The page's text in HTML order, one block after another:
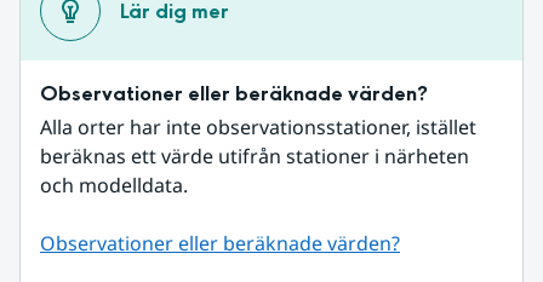
Lär dig mer
Observationer eller beräknade värden?
Alla orter har inte observationsstationer, istället
beräknas ett värde utifrån stationer i närheten
och modelldata.
Observationer eller beräknade värden?